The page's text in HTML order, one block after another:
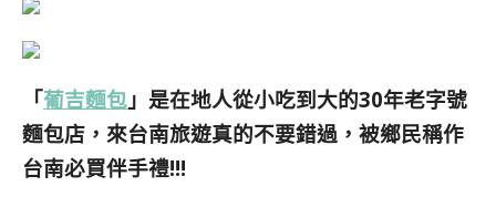
「葡吉麵包 」是在地人從小吃到大的30年老字號
麵包店，來台南旅遊真的不要錯過，被鄉民稱作
台南必買伴手禮!!!